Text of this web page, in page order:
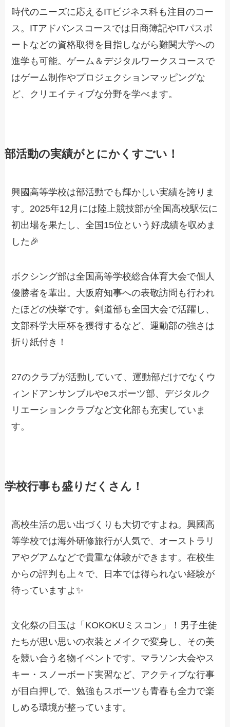
時代のニーズに応えるITビジネス科も注目のコー
ス。ITアドバンスコースでは日商簿記やITパスポ
ートなどの資格取得を目指しながら難関大学への
進学も可能。ゲーム＆デジタルワークスコースで
はゲーム制作やプロジェクションマッピングな
ど、クリエイティブな分野を学べます。
部活動の実績がとにかくすごい！
興國高等学校は部活動でも輝かしい実績を誇りま
す。2025年12月には陸上競技部が全国高校駅伝に
初出場を果たし、全国15位という好成績を収めま
した🎉
ボクシング部は全国高等学校総合体育大会で個人
優勝者を輩出。大阪府知事への表敬訪問も行われ
たほどの快挙です。剣道部も全国大会で活躍し、
文部科学大臣杯を獲得するなど、運動部の強さは
折り紙付き！
27のクラブが活動していて、運動部だけでなくウ
ィンドアンサンブルやeスポーツ部、デジタルク
リエーションクラブなど文化部も充実していま
す。
学校行事も盛りだくさん！
高校生活の思い出づくりも大切ですよね。興國高
等学校では海外研修旅行が人気で、オーストラリ
アやグアムなどで貴重な体験ができます。在校生
からの評判も上々で、日本では得られない経験が
待っていますよ✨
文化祭の目玉は「KOKOKUミスコン」！男子生徒
たちが思い思いの衣装とメイクで変身し、その美
を競い合う名物イベントです。マラソン大会やス
キー・スノーボード実習など、アクティブな行事
が目白押しで、勉強もスポーツも青春も全力で楽
しめる環境が整っています。